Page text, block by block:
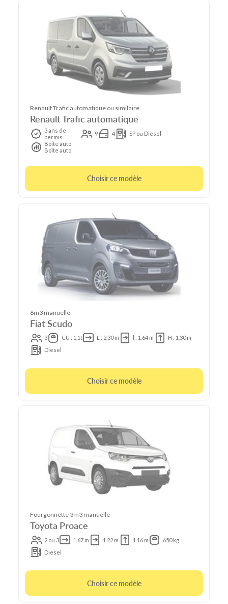
Renault Trafic automatique ou similaire
Renault Trafic automatique
3 ans de
permis
9 4
SP ou Diesel
Boite auto
Boîte auto
Choisir ce modèle
6m3 manuelle
Fiat Scudo
3 CU : 1,1t L : 2,30 m l : 1,64 m
H : 1,30 m
Diesel
Choisir ce modèle
Fourgonnette 3m3 manuelle
Toyota Proace
2 ou 3 1.67 m 1.22 m 1.16 m
650 kg
Diesel
Choisir ce modèle